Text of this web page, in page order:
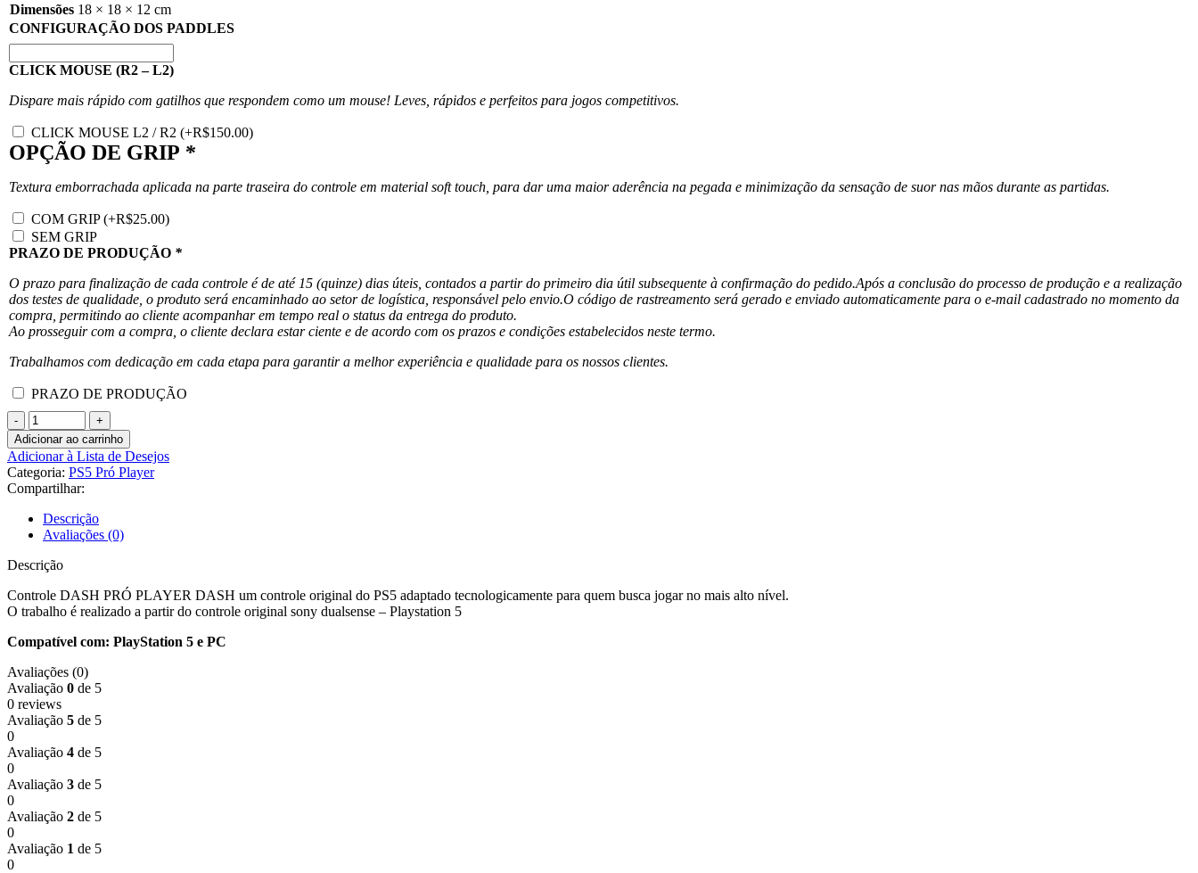
Dimensões 18 × 18 × 12 cm
CONFIGURAÇÃO DOS PADDLES
CLICK MOUSE (R2 – L2)
Dispare mais rápido com gatilhos que respondem como um mouse! Leves, rápidos e perfeitos para jogos competitivos.
CLICK MOUSE L2 / R2 (+R$150.00)
OPÇÃO DE GRIP *
Textura emborrachada aplicada na parte traseira do controle em material soft touch, para dar uma maior aderência na pegada e minimização da sensação de suor nas mãos durante as partidas.
COM GRIP(+R$25.00)
SEM GRIP
PRAZO DE PRODUÇÃO *
O prazo para finalização de cada controle é de até 15 (quinze) dias úteis, contados a partir do primeiro dia útil subsequente à confirmação do pedido.Após a conclusão do processo de produção e a realização
dos testes de qualidade, o produto será encaminhado ao setor de logística, responsável pelo envio.O código de rastreamento será gerado e enviado automaticamente para o e-mail cadastrado no momento da
compra, permitindo ao cliente acompanhar em tempo real o status da entrega do produto.
Ao prosseguir com a compra, o cliente declara estar ciente e de acordo com os prazos e condições estabelecidos neste termo.
Trabalhamos com dedicação em cada etapa para garantir a melhor experiência e qualidade para os nossos clientes.
PRAZO DE PRODUÇÃO
Adicionar ao carrinho
Adicionar à Lista de Desejos
Categoria: PS5 Pró Player
Compartilhar:
Descrição
Avaliações (0)
Descrição
Controle DASH PRÓ PLAYER DASH um controle original do PS5 adaptado tecnologicamente para quem busca jogar no mais alto nível.
O trabalho é realizado a partir do controle original sony dualsense – Playstation 5
Compatível com: PlayStation 5 e PC
Avaliações (0)
Avaliação 0 de 5
0 reviews
Avaliação 5 de 5
0
Avaliação 4 de 5
0
Avaliação 3 de 5
0
Avaliação 2 de 5
0
Avaliação 1 de 5
0